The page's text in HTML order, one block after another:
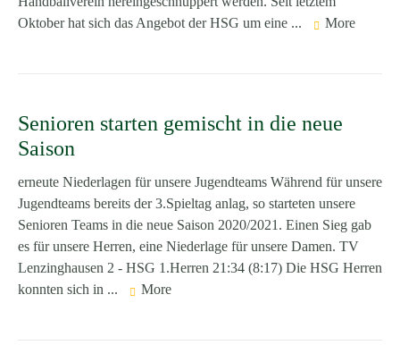
Oktober hat sich das Angebot der HSG um eine ...
More
Senioren starten gemischt in die neue
Saison
erneute Niederlagen für unsere Jugendteams Während für unsere
Jugendteams bereits der 3.Spieltag anlag, so starteten unsere
Senioren Teams in die neue Saison 2020/2021. Einen Sieg gab
es für unsere Herren, eine Niederlage für unsere Damen. TV
Lenzinghausen 2 - HSG 1.Herren 21:34 (8:17) Die HSG Herren
konnten sich in ...
More